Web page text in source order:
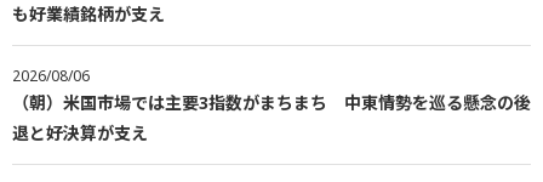
も好業績銘柄が支え
2026/08/06
（朝）米国市場では主要3指数がまちまち 中東情勢を巡る懸念の後
退と好決算が支え